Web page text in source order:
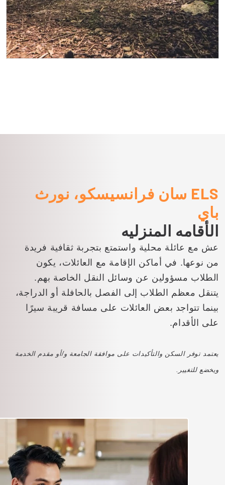
النصب التذكاري الوطني لموير وودز
ELS سان فرانسيسكو، نورث
باي
الأقامه المنزليه
عش مع عائلة محلية واستمتع بتجربة ثقافية فريدة
من نوعها. في أماكن الإقامة مع العائلات، يكون
الطلاب مسؤولين عن وسائل النقل الخاصة بهم.
يتنقل معظم الطلاب إلى الفصل بالحافلة أو الدراجة،
بينما تتواجد بعض العائلات على مسافة قريبة سيرًا
على الأقدام.
يعتمد توفر السكن والتأكيدات على موافقة الجامعة و/أو مقدم الخدمة
ويخضع للتغيير.